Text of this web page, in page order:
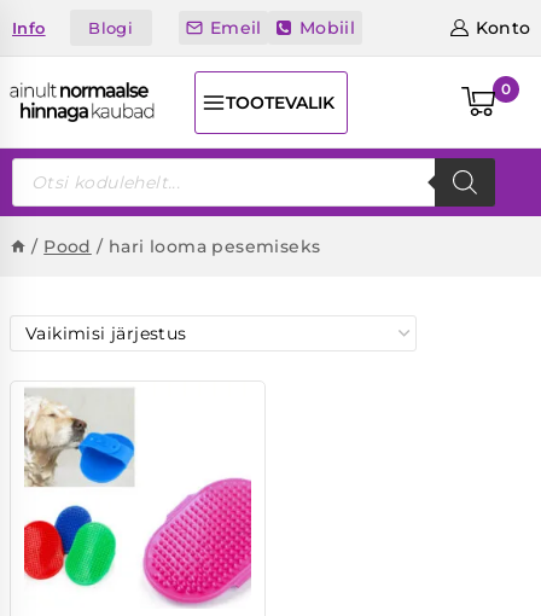
toInfo Blogi Emeil Mobiil Konto
TOOTEVALIK
0
Products
search
/ Pood / hari looma pesemiseks